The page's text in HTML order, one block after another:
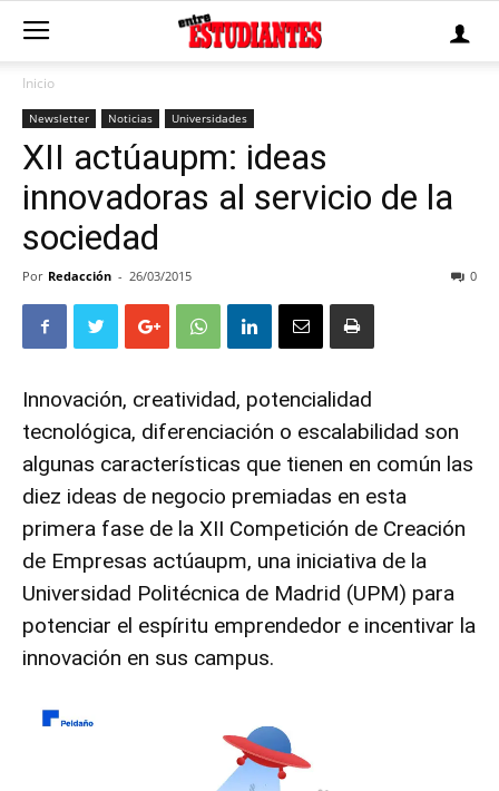
Inicio
Newsletter Noticias Universidades
XII actúaupm: ideas
innovadoras al servicio de la
sociedad
Por Redacción - 26/03/2015 0
Innovación, creatividad, potencialidad
tecnológica, diferenciación o escalabilidad son
algunas características que tienen en común las
diez ideas de negocio premiadas en esta
primera fase de la XII Competición de Creación
de Empresas actúaupm, una iniciativa de la
Universidad Politécnica de Madrid (UPM) para
potenciar el espíritu emprendedor e incentivar la
innovación en sus campus.